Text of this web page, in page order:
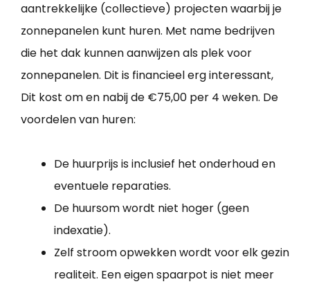
aantrekkelijke (collectieve) projecten waarbij je
zonnepanelen kunt huren. Met name bedrijven
die het dak kunnen aanwijzen als plek voor
zonnepanelen. Dit is financieel erg interessant,
Dit kost om en nabij de €75,00 per 4 weken. De
voordelen van huren:
De huurprijs is inclusief het onderhoud en
eventuele reparaties.
De huursom wordt niet hoger (geen
indexatie).
Zelf stroom opwekken wordt voor elk gezin
realiteit. Een eigen spaarpot is niet meer